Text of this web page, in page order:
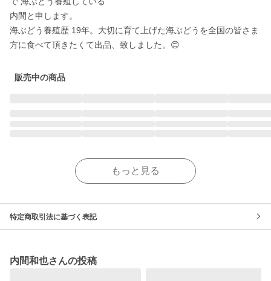
内間と申します。
海ぶどう養殖歴 19年。大切に育て上げた海ぶどうを全国の皆さま
方に食べて頂きたくて出品、致しました。😊
販売中の商品
もっと見る
特定商取引法に基づく表記
内間和也さんの投稿